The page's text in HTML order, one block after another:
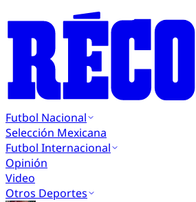
Futbol Nacional
Selección Mexicana
Futbol Internacional
Opinión
Video
Otros Deportes